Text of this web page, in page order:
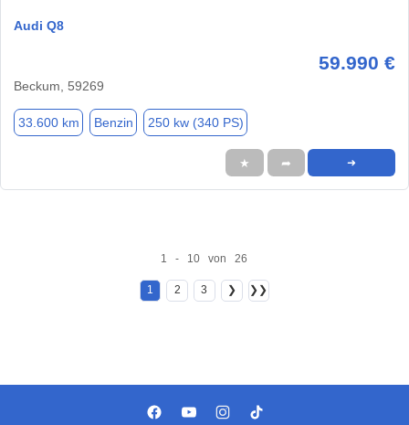
Audi Q8
59.990 €
Beckum, 59269
33.600 km Benzin 250 kw (340 PS)
★ ➦ ➜
1 - 10 von 26
1 2 3 ❯ ❯❯